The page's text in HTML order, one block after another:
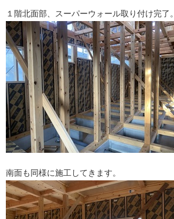
１階北面部、スーパーウォール取り付け完了。
南面も同様に施工してきます。